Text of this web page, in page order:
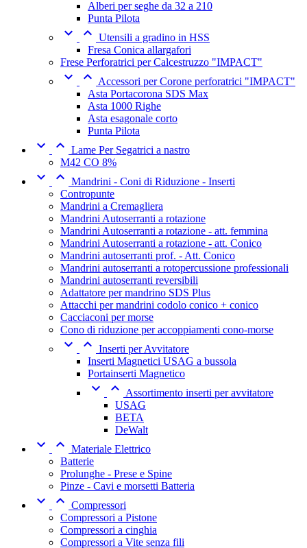
Alberi per seghe da 32 a 210
Punta Pilota
  Utensili a gradino in HSS
Fresa Conica allargafori
Frese Perforatrici per Calcestruzzo "IMPACT"
  Accessori per Corone perforatrici "IMPACT"
Asta Portacorona SDS Max
Asta 1000 Righe
Asta esagonale corto
Punta Pilota
  Lame Per Segatrici a nastro
M42 CO 8%
  Mandrini - Coni di Riduzione - Inserti
Contropunte
Mandrini a Cremagliera
Mandrini Autoserranti a rotazione
Mandrini Autoserranti a rotazione - att. femmina
Mandrini Autoserranti a rotazione - att. Conico
Mandrini autoserranti prof. - Att. Conico
Mandrini autoserranti a rotopercussione professionali
Mandrini autoserranti reversibili
Adattatore per mandrino SDS Plus
Attacchi per mandrini codolo conico + conico
Cacciaconi per morse
Cono di riduzione per accoppiamenti cono-morse
  Inserti per Avvitatore
Inserti Magnetici USAG a bussola
Portainserti Magnetico
  Assortimento inserti per avvitatore
USAG
BETA
DeWalt
  Materiale Elettrico
Batterie
Prolunghe - Prese e Spine
Pinze - Cavi e morsetti Batteria
  Compressori
Compressori a Pistone
Compressori a cinghia
Compressori a Vite senza fili